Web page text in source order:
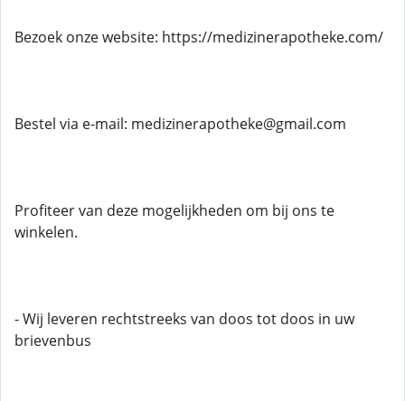
Bezoek onze website: https://medizinerapotheke.com/
Bestel via e-mail: medizinerapotheke@gmail.com
Profiteer van deze mogelijkheden om bij ons te
winkelen.
- Wij leveren rechtstreeks van doos tot doos in uw
brievenbus